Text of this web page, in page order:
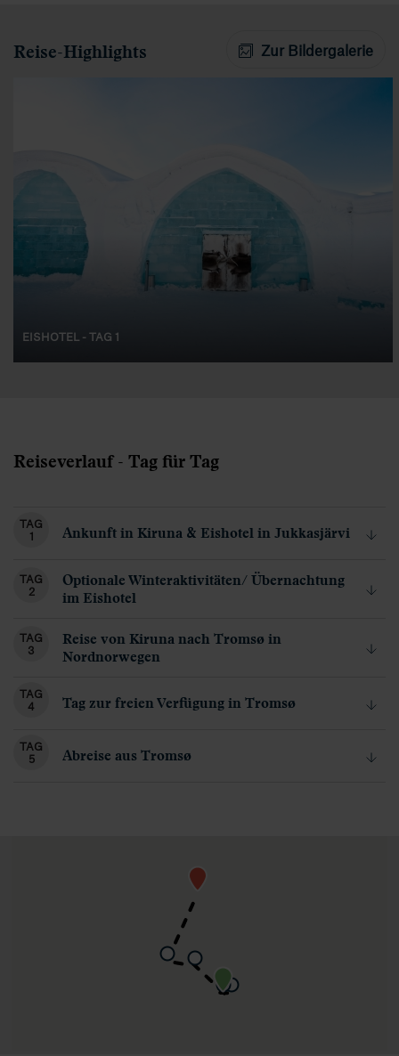
Zur Bildergalerie
Reise-Highlights
EISHOTEL - TAG 1
Reiseverlauf - Tag für Tag
TAG
1
Ankunft in Kiruna & Eishotel in Jukkasjärvi
TAG
2
Optionale Winteraktivitäten/ Übernachtung
im Eishotel
TAG
3
Reise von Kiruna nach Tromsø in
Nordnorwegen
TAG
4
Tag zur freien Verfügung in Tromsø
TAG
5
Abreise aus Tromsø